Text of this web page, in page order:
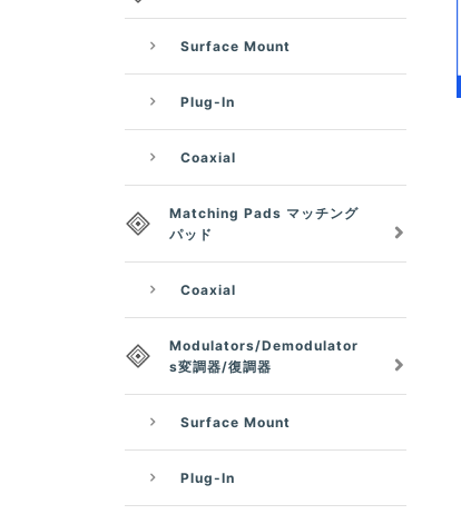
Surface Mount
Plug-In
Coaxial
Matching Pads マッチング
パッド
Coaxial
Modulators/Demodulator
s変調器/復調器
Surface Mount
Plug-In